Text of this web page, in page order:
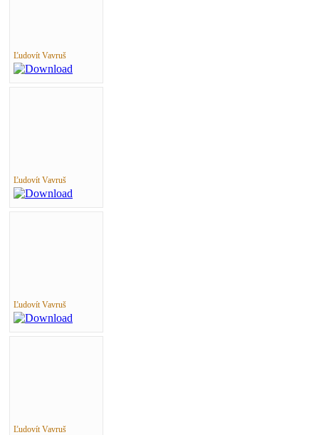
Ľudovít Vavruš
Ľudovít Vavruš
Ľudovít Vavruš
Ľudovít Vavruš